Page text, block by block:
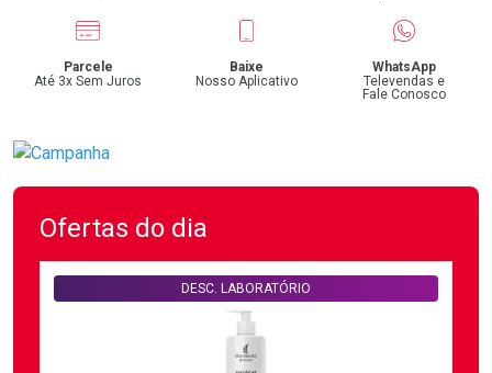
Parcele
Até 3x Sem Juros
Baixe
Nosso Aplicativo
WhatsApp
Televendas e
Fale Conosco
Ofertas do dia
DESC. LABORATÓRIO